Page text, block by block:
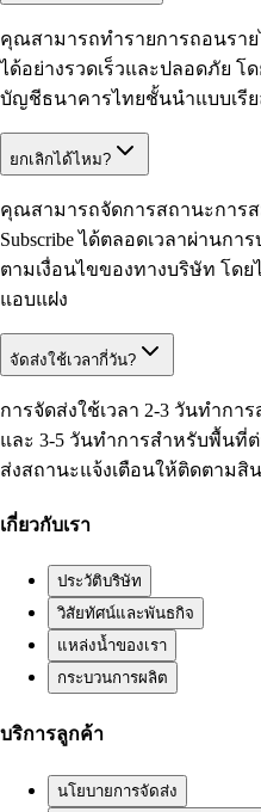
คุณสามารถทำรายการถอนราย
ได้อย่างรวดเร็วและปลอดภัย โ
บัญชีธนาคารไทยชั้นนำแบบเรี
ยกเลิกได้ไหม?
คุณสามารถจัดการสถานะการ
Subscribe ได้ตลอดเวลาผ่านก
ตามเงื่อนไขของทางบริษัท โด
แอบแฝง
จัดส่งใช้เวลากี่วัน?
การจัดส่งใช้เวลา 2-3 วันทำก
และ 3-5 วันทำการสำหรับพื้นที่
ส่งสถานะแจ้งเตือนให้ติดตามสิ
เกี่ยวกับเรา
ประวัติบริษัท
วิสัยทัศน์และพันธกิจ
แหล่งน้ำของเรา
กระบวนการผลิต
บริการลูกค้า
นโยบายการจัดส่ง